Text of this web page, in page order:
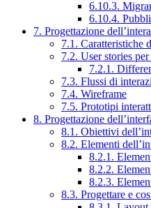
6.10.3.
6.10.4.
7. Progettazione
7.1. Caratteristiche
7.2. User stories
7.2.1.
7.3. Flussi di
7.4. Wireframe
7.5. Prototipi
8. Progettazione
8.1. Obiettivi
8.2. Elementi
8.2.1.
8.2.2.
8.2.3.
8.3. Progettare e